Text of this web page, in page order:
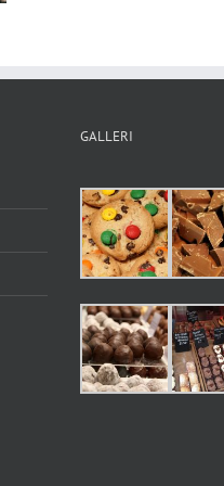
GALLERI